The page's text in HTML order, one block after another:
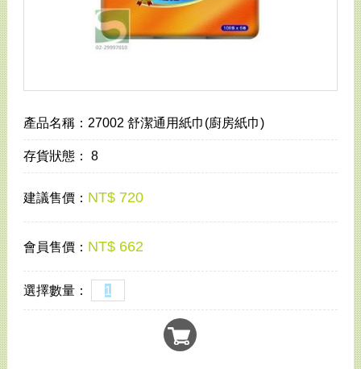
產品名稱： 27002 舒潔通用紙巾(廚房紙巾)
存貨狀態： 8
建議售價： NT$ 720
會員售價： NT$ 662
選擇數量：